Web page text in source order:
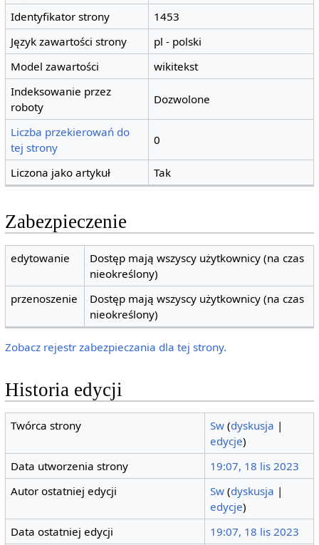
Identyfikator strony
1453
Język zawartości strony
pl - polski
Model zawartości
wikitekst
Indeksowanie przez
roboty
Dozwolone
Liczba przekierowań do
tej strony
0
Liczona jako artykuł Tak
Zabezpieczenie
edytowanie
Dostęp mają wszyscy użytkownicy (na czas
nieokreślony)
przenoszenie
Dostęp mają wszyscy użytkownicy (na czas
nieokreślony)
Zobacz rejestr zabezpieczania dla tej strony.
Historia edycji
Twórca strony Sw (dyskusja |
edycje)
Data utworzenia strony
19:07, 18 lis 2023
Autor ostatniej edycji
Sw (dyskusja |
edycje)
Data ostatniej edycji
19:07, 18 lis 2023